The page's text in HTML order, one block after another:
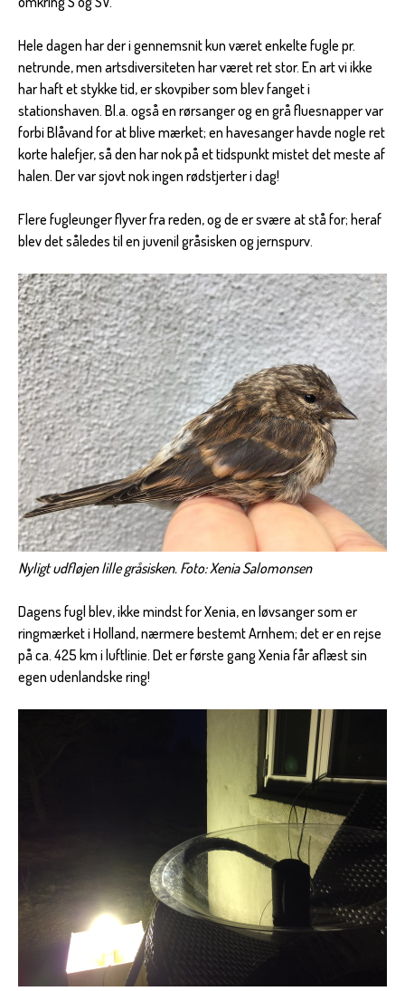
Hele dagen har der i gennemsnit kun været enkelte fugle pr.
netrunde, men artsdiversiteten har været ret stor. En art vi ikke
har haft et stykke tid, er skovpiber som blev fanget i
stationshaven. Bl.a. også en rørsanger og en grå fluesnapper var
forbi Blåvand for at blive mærket; en havesanger havde nogle ret
korte halefjer, så den har nok på et tidspunkt mistet det meste af
halen. Der var sjovt nok ingen rødstjerter i dag!
Flere fugleunger flyver fra reden, og de er svære at stå for; heraf
blev det således til en juvenil gråsisken og jernspurv.
Nyligt udfløjen lille gråsisken. Foto: Xenia Salomonsen
Dagens fugl blev, ikke mindst for Xenia, en løvsanger som er
ringmærket i Holland, nærmere bestemt Arnhem; det er en rejse
på ca. 425 km i luftlinie. Det er første gang Xenia får aflæst sin
egen udenlandske ring!